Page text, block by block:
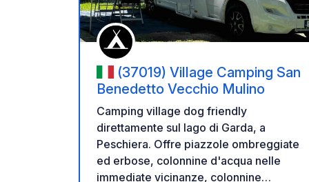
(37019) Village Camping San
Benedetto Vecchio Mulino
Camping village dog friendly
direttamente sul lago di Garda, a
Peschiera. Offre piazzole ombreggiate
ed erbose, colonnine d'acqua nelle
immediate vicinanze, colonnine